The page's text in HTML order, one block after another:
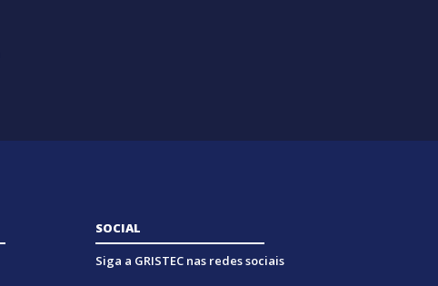
SOCIAL
Siga a GRISTEC nas redes sociais